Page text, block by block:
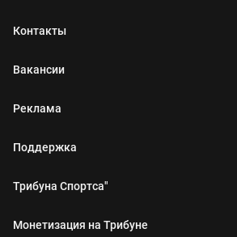
Контакты
Вакансии
Реклама
Поддержка
Трибуна Спортса"
Монетизация на Трибуне